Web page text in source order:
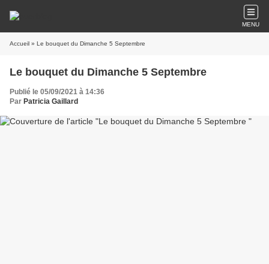
MENU
Accueil » Le bouquet du Dimanche 5 Septembre
Le bouquet du Dimanche 5 Septembre
Publié le 05/09/2021 à 14:36
Par Patricia Gaillard